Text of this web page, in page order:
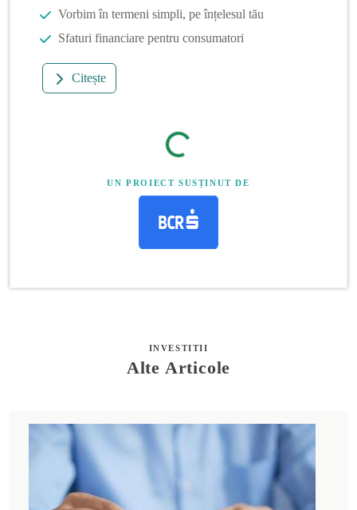
Vorbim în termeni simpli, pe înțelesul tău
Sfaturi financiare pentru consumatori
Citește
UN PROIECT SUSȚINUT DE
INVESTITII
Alte Articole